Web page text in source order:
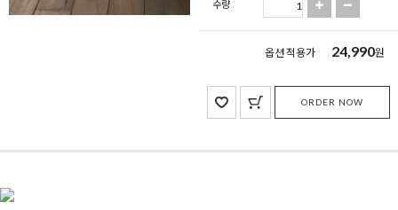
수량
옵션 적용가 24,990원
ORDER NOW